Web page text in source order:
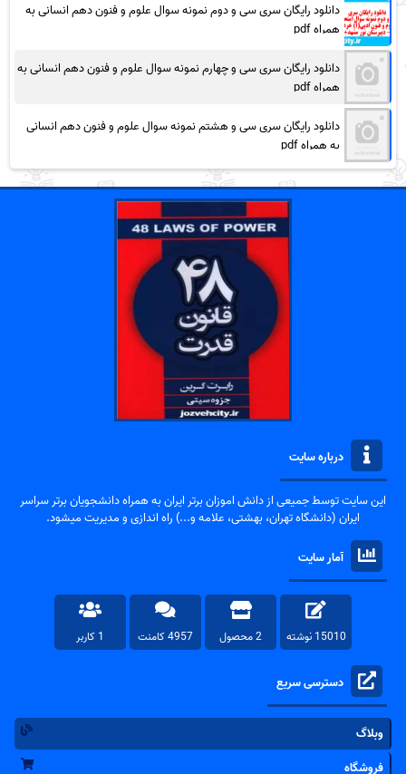
دانلود رایگان سری سی و دوم نمونه سوال علوم و فنون دهم انسانی به
همراه pdf
دانلود رایگان سری سی و چهارم نمونه سوال علوم و فنون دهم انسانی به
همراه pdf
دانلود رایگان سری سی و هشتم نمونه سوال علوم و فنون دهم انسانی
به همراه pdf
درباره سایت
این سایت توسط جمیعی از دانش اموزان برتر ایران به همراه دانشجویان برتر سراسر
ایران (دانشگاه تهران، بهشتی، علامه و...) راه اندازی و مدیریت میشود.
آمار سایت
15010 نوشته 2 محصول 4957 کامنت 1 کاربر
دسترسی سریع
وبلاگ
فروشگاه